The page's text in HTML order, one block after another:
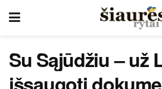
Su Sąjūdžiu – už